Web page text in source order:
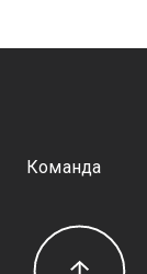
Команда